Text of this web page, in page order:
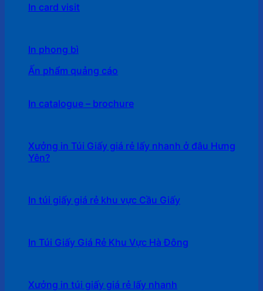
In card visit
In phong bì
Ấn phẩm quảng cáo
In catalogue – brochure
Xưởng in Túi Giấy giá rẻ lấy nhanh ở đâu Hưng
Yên?
In túi giấy giá rẻ khu vực Cầu Giấy
In Túi Giấy Giá Rẻ Khu Vực Hà Đông
Xưởng in túi giấy giá rẻ lấy nhanh